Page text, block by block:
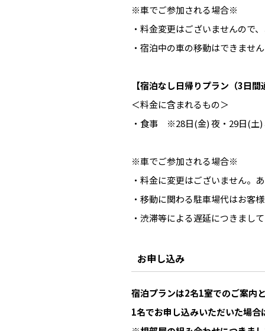
※車でご参加される場合※
・料金変更はございませんので
・宿泊中の車の移動はできませ
【宿泊なし日帰りプラン（3日
＜料金に含まれるもの＞
・食事 ※28日(金) 夜・29日(土)
※車でご参加される場合※
・料金に変更はございません。
・移動に関わる駐車場代はお客
・渋滞等による遅延につきまし
お申し込み
宿泊プランは2名1室でのご案内
1名でお申し込みいただいた場